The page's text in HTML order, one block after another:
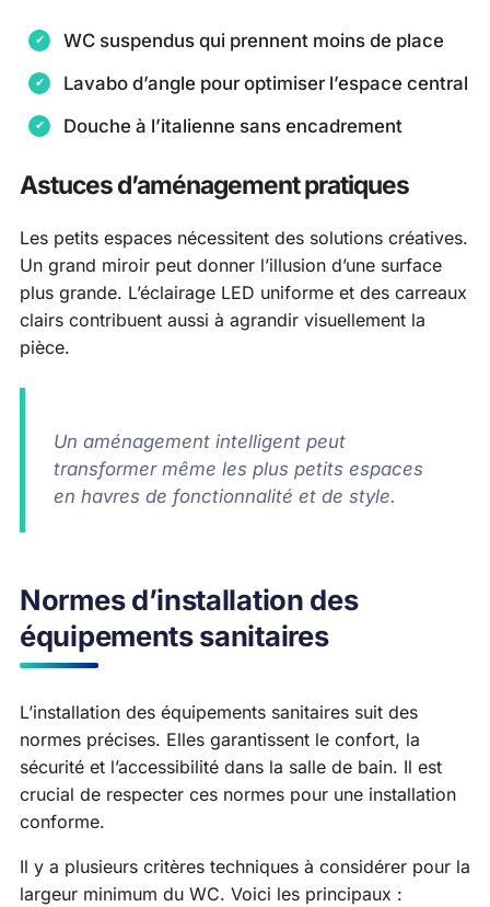
WC suspendus qui prennent moins de place
Lavabo d’angle pour optimiser l’espace central
Douche à l’italienne sans encadrement
Astuces d’aménagement pratiques
Les petits espaces nécessitent des solutions créatives.
Un grand miroir peut donner l’illusion d’une surface
plus grande. L’éclairage LED uniforme et des carreaux
clairs contribuent aussi à agrandir visuellement la
pièce.
Un aménagement intelligent peut
transformer même les plus petits espaces
en havres de fonctionnalité et de style.
Normes d’installation des
équipements sanitaires
L’installation des équipements sanitaires suit des
normes précises. Elles garantissent le confort, la
sécurité et l’accessibilité dans la salle de bain. Il est
crucial de respecter ces normes pour une installation
conforme.
Il y a plusieurs critères techniques à considérer pour la
largeur minimum du WC. Voici les principaux :